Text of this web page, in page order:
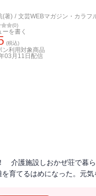
(著) / 文芸WEBマガジン・カラフ
(0)
ーを書く
(税込)
ン利用対象商品
03月11日 配信
介護施設しおかぜ荘で暮
育てるはめになった。元